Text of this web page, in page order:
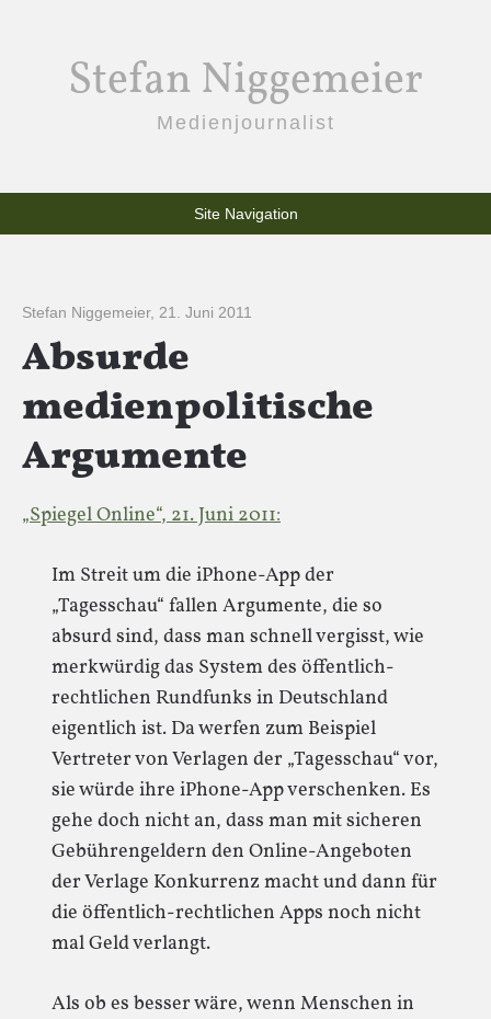
Stefan Niggemeier
Medienjournalist
Site Navigation
Stefan Niggemeier, 21. Juni 2011
Absurde
medienpolitische
Argumente
„Spiegel Online“, 21. Juni 2011:
Im Streit um die iPhone-App der
„Tagesschau“ fallen Argumente, die so
absurd sind, dass man schnell vergisst, wie
merkwürdig das System des öffentlich-
rechtlichen Rundfunks in Deutschland
eigentlich ist. Da werfen zum Beispiel
Vertreter von Verlagen der „Tagesschau“ vor,
sie würde ihre iPhone-App verschenken. Es
gehe doch nicht an, dass man mit sicheren
Gebührengeldern den Online-Angeboten
der Verlage Konkurrenz macht und dann für
die öffentlich-rechtlichen Apps noch nicht
mal Geld verlangt.
Als ob es besser wäre, wenn Menschen in